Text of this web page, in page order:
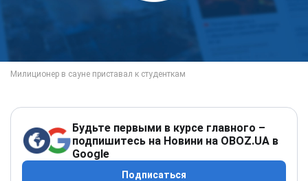
Будьте первыми в курсе главного –
подпишитесь на Новини на OBOZ.UA в
Google
Подписаться